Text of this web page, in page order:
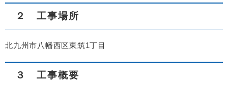
２ 工事場所
北九州市八幡西区東筑1丁目
３ 工事概要